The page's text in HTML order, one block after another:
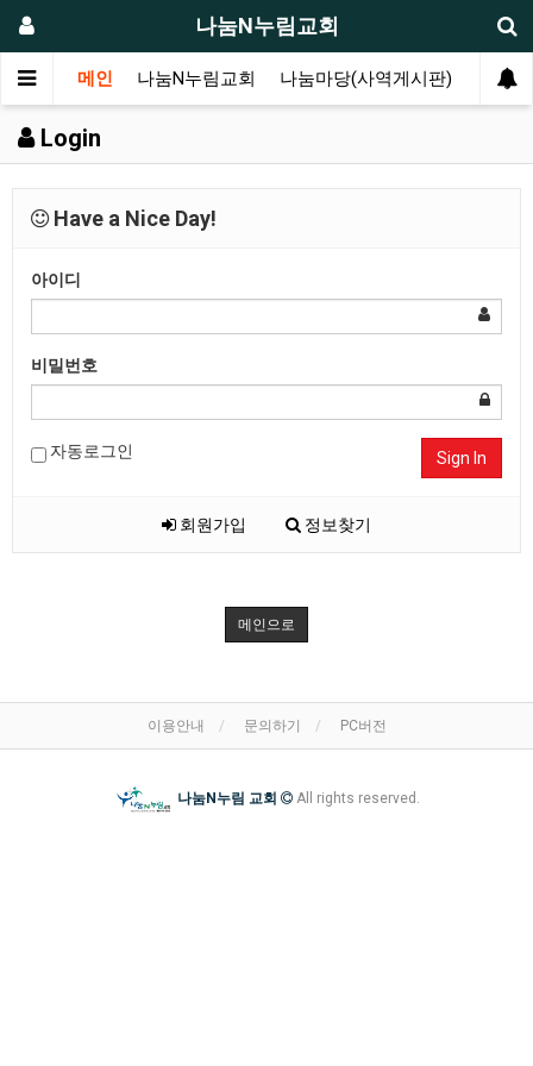
나눔N누림교회
메인 나눔N누림교회 나눔마당(사역게시판) 누림
Login
Have a Nice Day!
아이디
비밀번호
자동로그인 Sign In
회원가입 정보찾기
메인으로
이용안내 문의하기 PC버전
나눔N누림 교회 All rights reserved.